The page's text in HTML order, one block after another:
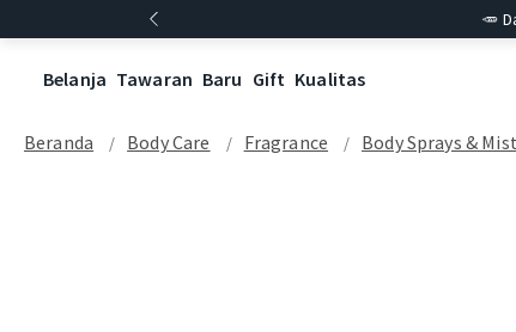
🥕
Belanja Tawaran Baru Gift Kualitas
Beranda Body Care Fragrance Body Sprays &